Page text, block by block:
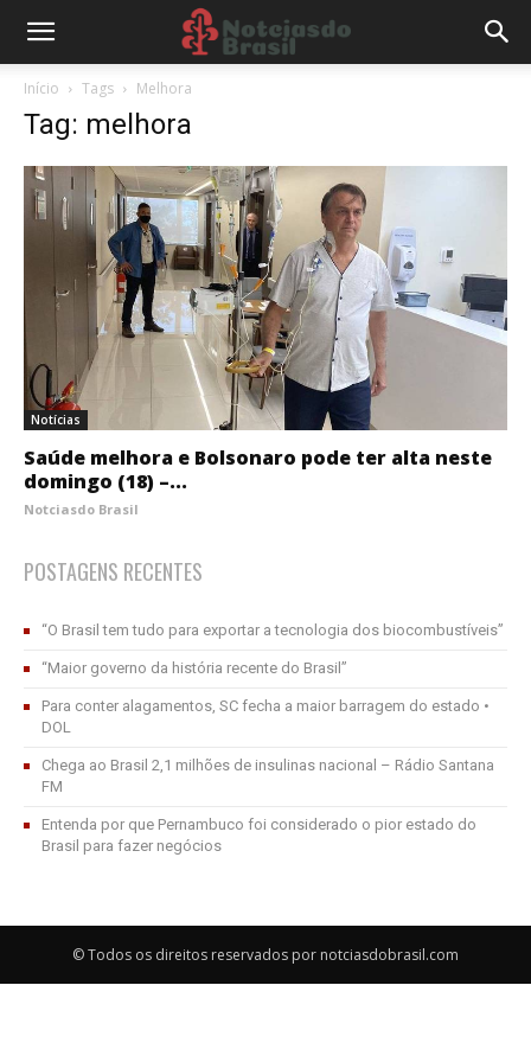
Início Tags Melhora
Tag: melhora
Notícias
Saúde melhora e Bolsonaro pode ter alta neste
domingo (18) –...
Notciasdo Brasil
POSTAGENS RECENTES
“O Brasil tem tudo para exportar a tecnologia dos biocombustíveis”
“Maior governo da história recente do Brasil”
Para conter alagamentos, SC fecha a maior barragem do estado •
DOL
Chega ao Brasil 2,1 milhões de insulinas nacional – Rádio Santana
FM
Entenda por que Pernambuco foi considerado o pior estado do
Brasil para fazer negócios
© Todos os direitos reservados por notciasdobrasil.com